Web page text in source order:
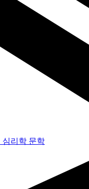
심리학 문학